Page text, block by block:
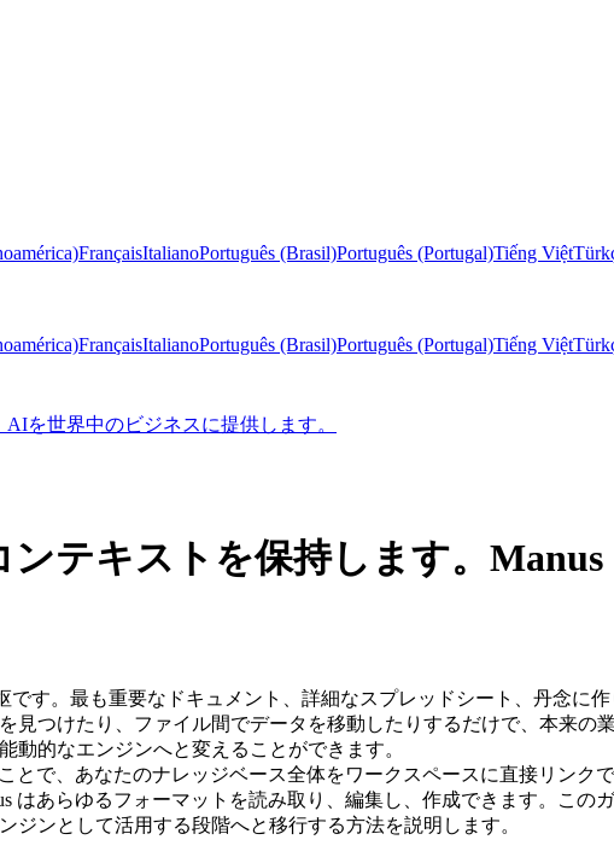
FrançaisItalianoPortuguês (Brasil)Português (Portugal)Tiếng Việt
FrançaisItalianoPortuguês (Brasil)Português (Portugal)Tiếng Việt
を世界中のビジネスに提供します。
ンテキストを保持します。
です。最も重要なドキュメント、詳細なスプレッドシート、丹念
見つけたり、ファイル間でデータを移動したりするだけで、本来の
動的なエンジンへと変えることができます。
とで、あなたのナレッジベース全体をワークスペースに直接リンク
はあらゆるフォーマットを読み取り、編集し、作成できます。こ
ジンとして活用する段階へと移行する方法を説明します。